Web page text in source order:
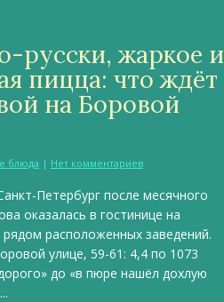
русски, жаркое и
пицца: что ждёт
на Боровой
блюда | Нет комментариев
Петербург после месячного
оказалась в гостинице на
расположенных заведений.
улице, 59-61: 4,4 по 1073
до «в пюре нашёл дохлую